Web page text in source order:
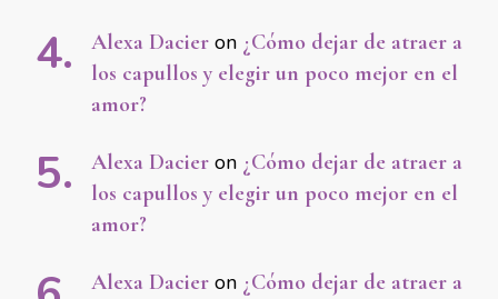
Alexa Dacier on ¿Cómo dejar de atraer a
los capullos y elegir un poco mejor en el
amor?
Alexa Dacier on ¿Cómo dejar de atraer a
los capullos y elegir un poco mejor en el
amor?
Alexa Dacier on ¿Cómo dejar de atraer a